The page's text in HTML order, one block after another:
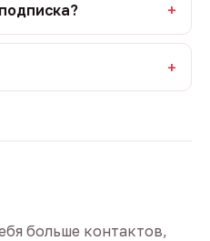
больше контактов,